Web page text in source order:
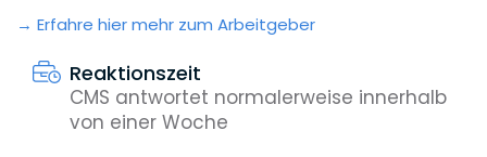
Erfahre hier mehr zum Arbeitgeber
Reaktionszeit
CMS antwortet normalerweise innerhalb
von einer Woche